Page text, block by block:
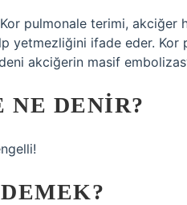
pulmonale terimi, akciğer
yetmezliğini ifade eder.
akciğerin masif
DENIR?